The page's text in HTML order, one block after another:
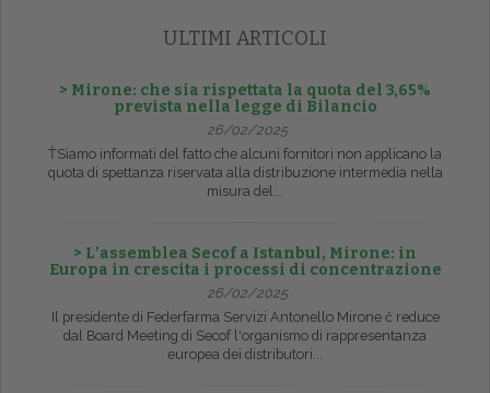
ULTIMI ARTICOLI
> Mirone: che sia rispettata la quota del 3,65%
prevista nella legge di Bilancio
26/02/2025
ŤSiamo informati del fatto che alcuni fornitori non applicano la
quota di spettanza riservata alla distribuzione intermedia nella
misura del...
> L’assemblea Secof a Istanbul, Mirone: in
Europa in crescita i processi di concentrazione
26/02/2025
Il presidente di Federfarma Servizi Antonello Mirone č reduce
dal Board Meeting di Secof l'organismo di rappresentanza
europea dei distributori...